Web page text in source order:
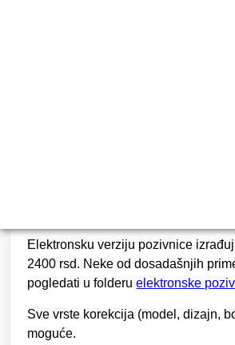
Elektronsku verziju pozivnice
2400 rsd. Neke od dosadašnjih
pogledati u folderuelektronske
Sve vrste korekcija (model, dizajn,
moguće.